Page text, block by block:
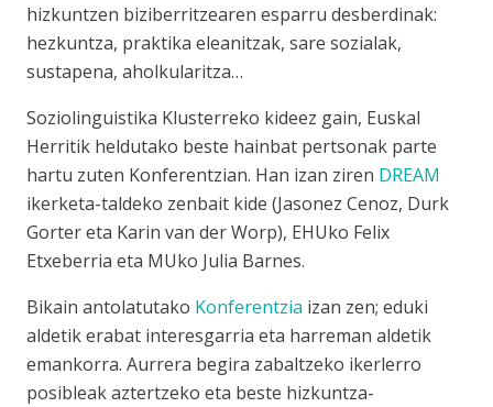
hizkuntzen biziberritzearen esparru desberdinak:
hezkuntza, praktika eleanitzak, sare sozialak,
sustapena, aholkularitza…
Soziolinguistika Klusterreko kideez gain, Euskal
Herritik heldutako beste hainbat pertsonak parte
hartu zuten Konferentzian. Han izan ziren DREAM
ikerketa-taldeko zenbait kide (Jasonez Cenoz, Durk
Gorter eta Karin van der Worp), EHUko Felix
Etxeberria eta MUko Julia Barnes.
Bikain antolatutako Konferentzia izan zen; eduki
aldetik erabat interesgarria eta harreman aldetik
emankorra. Aurrera begira zabaltzeko ikerlerro
posibleak aztertzeko eta beste hizkuntza-